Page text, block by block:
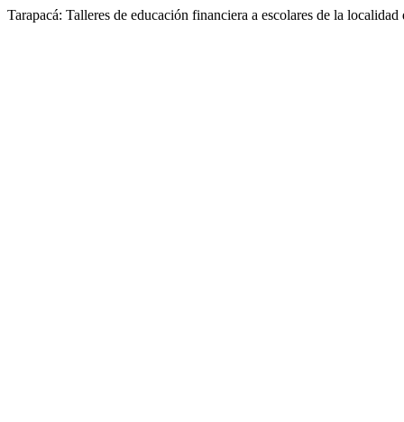
Tarapacá: Talleres de educación financiera a escolares de la localidad